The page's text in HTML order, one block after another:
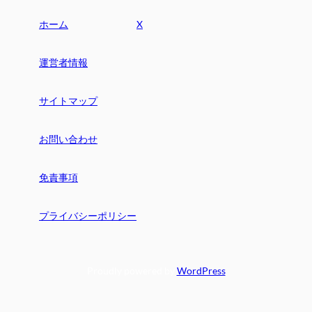
ホーム
運営者情報
サイトマップ
お問い合わせ
免責事項
プライバシーポリシー
X
WordPress